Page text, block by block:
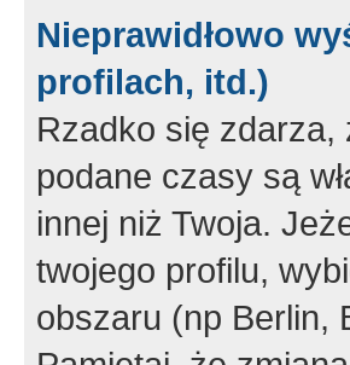
Nieprawidłowo
profilach, itd.)
Rzadko się
podane czasy są
innej niż Twoja.
twojego profilu,
obszaru (np Berlin,